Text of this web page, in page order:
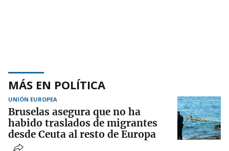
MÁS EN POLÍTICA
UNIÓN EUROPEA
Bruselas asegura que no ha
habido traslados de migrantes
desde Ceuta al resto de Europa